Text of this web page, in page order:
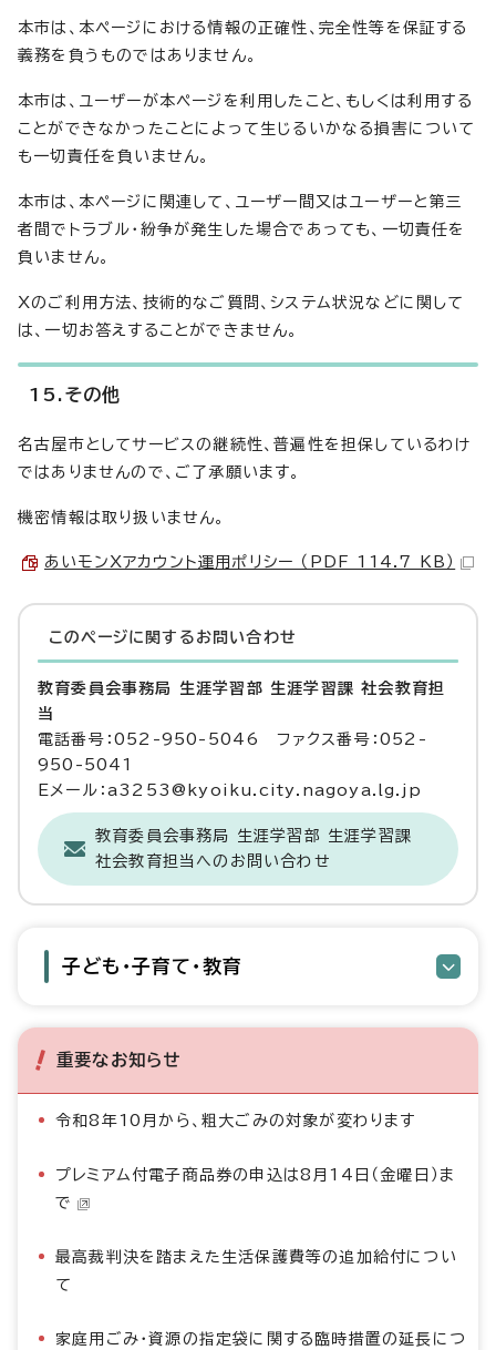
本市は、本ページにおける情報の正確性、完全性等を保証する
義務を負うものではありません。
本市は、ユーザーが本ページを利用したこと、もしくは利用する
ことができなかったことによって生じるいかなる損害について
も一切責任を負いません。
本市は、本ページに関連して、ユーザー間又はユーザーと第三
者間でトラブル・紛争が発生した場合であっても、一切責任を
負いません。
Xのご利用方法、技術的なご質問、システム状況などに関して
は、一切お答えすることができません。
15.その他
名古屋市としてサービスの継続性、普遍性を担保しているわけ
ではありませんので、ご了承願います。
機密情報は取り扱いません。
あいモンXアカウント運用ポリシー （PDF 114.7 KB）
このページに関する お問い合わせ
教育委員会事務局 生涯学習部 生涯学習課 社会教育担
当
電話番号：052-950-5046 ファクス番号：052-
950-5041
Eメール：a3253@kyoiku.city.nagoya.lg.jp
教育委員会事務局 生涯学習部 生涯学習課
社会教育担当へのお問い合わせ
子ども・子育て・教育
重要なお知らせ
令和8年10月から、粗大ごみの対象が変わります
プレミアム付電子商品券の申込は8月14日（金曜日）ま
で
最高裁判決を踏まえた生活保護費等の追加給付につい
て
家庭用ごみ・資源の指定袋に関する臨時措置の延長につ